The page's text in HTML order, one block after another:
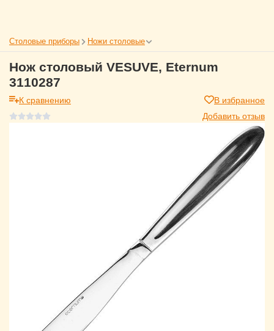
Столовые приборы Ножи столовые
Нож столовый VESUVE, Eternum
3110287
К сравнению
В избранное
Добавить отзыв